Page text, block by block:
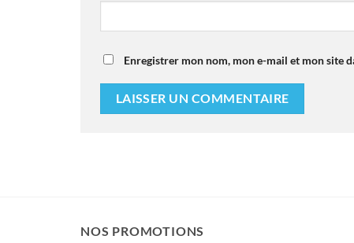
Enregistrer mon nom, mon e-mail et mon site
NOS PROMOTIONS